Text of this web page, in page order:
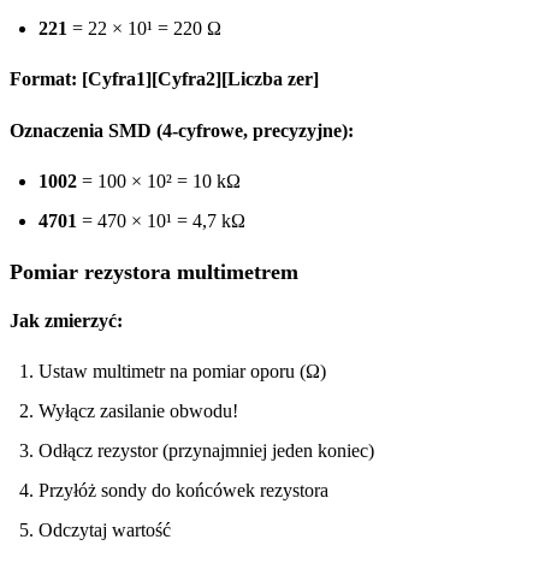
221 = 22 × 10¹ = 220 Ω
Format: [Cyfra1][Cyfra2][Liczba zer]
Oznaczenia SMD (4-cyfrowe, precyzyjne):
1002 = 100 × 10² = 10 kΩ
4701 = 470 × 10¹ = 4,7 kΩ
Pomiar rezystora multimetrem
Jak zmierzyć:
Ustaw multimetr na pomiar oporu (Ω)
Wyłącz zasilanie obwodu!
Odłącz rezystor (przynajmniej jeden koniec)
Przyłóż sondy do końcówek rezystora
Odczytaj wartość